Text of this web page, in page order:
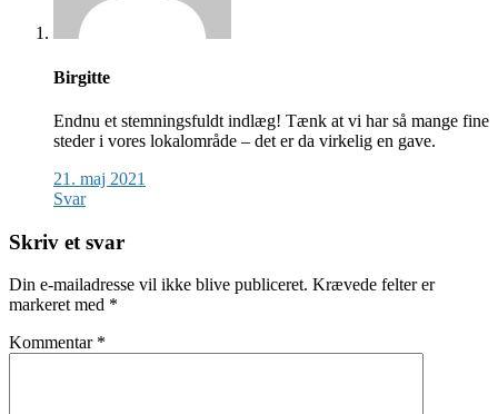
Birgitte
Endnu et stemningsfuldt indlæg! Tænk at vi har så mange fine
steder i vores lokalområde – det er da virkelig en gave.
21. maj 2021
Svar
Skriv et svar
Din e-mailadresse vil ikke blive publiceret. Krævede felter er
markeret med *
Kommentar *